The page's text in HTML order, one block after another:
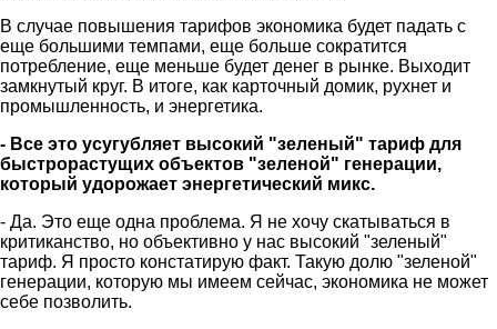
В случае повышения тарифов экономика будет падать с
еще большими темпами, еще больше сократится
потребление, еще меньше будет денег в рынке. Выходит
замкнутый круг. В итоге, как карточный домик, рухнет и
промышленность, и энергетика.
- Все это усугубляет высокий "зеленый" тариф для
быстрорастущих объектов "зеленой" генерации,
который удорожает энергетический микс.
- Да. Это еще одна проблема. Я не хочу скатываться в
критиканство, но объективно у нас высокий "зеленый"
тариф. Я просто констатирую факт. Такую долю "зеленой"
генерации, которую мы имеем сейчас, экономика не может
себе позволить.